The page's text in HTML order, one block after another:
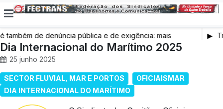
também de denúncia pública e de exigência: mais
saúde, mais condições de trabalho e mais SNS
Dia Internacional do Marítimo 2025
25 junho 2025
SECTOR FLUVIAL, MAR E PORTOS
OFICIAISMAR
DIA INTERNACIONAL DO MARÍTIMO